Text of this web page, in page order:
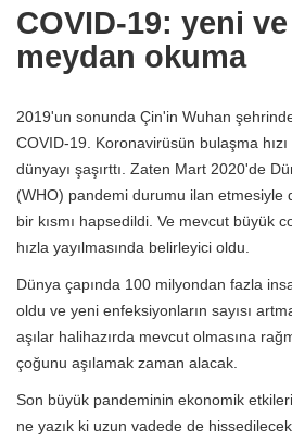
COVID-19: yeni
meydan okuma
2019'un sonunda Çin'in Wuhan
COVID-19. Koronavirüsün bulaşma
dünyayı şaşırttı. Zaten Mart 2020'de
(WHO) pandemi durumu ilan etmesiyle
bir kısmı hapsedildi. Ve mevcut büyük
hızla yayılmasında belirleyici oldu.
Dünya çapında 100 milyondan fazla
oldu ve yeni enfeksiyonların sayısı
aşılar halihazırda mevcut olmasına
çoğunu aşılamak zaman alacak.
Son büyük pandeminin ekonomik
ne yazık ki uzun vadede de